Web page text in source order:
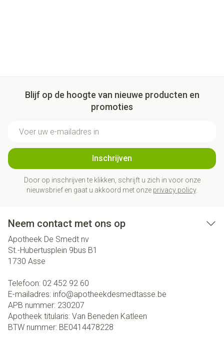
Blijf op de hoogte van nieuwe producten en
promoties
Inschrijven
Door op inschrijven te klikken, schrijft u zich in voor onze
nieuwsbrief en gaat u akkoord met onze privacy policy.
Neem contact met ons op
Apotheek De Smedt nv
St.-Hubertusplein 9bus B1
1730 Asse
Telefoon: 02 452 92 60
E-mailadres: info@apotheekdesmedtasse.be
APB nummer: 230207
Apotheek titularis: Van Beneden Katleen
BTW nummer: BE0414478228